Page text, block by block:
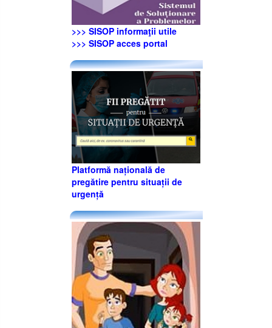
>>> SISOP informaţii utile
>>> SISOP acces portal
Platformă națională de
pregătire pentru situații de
urgență